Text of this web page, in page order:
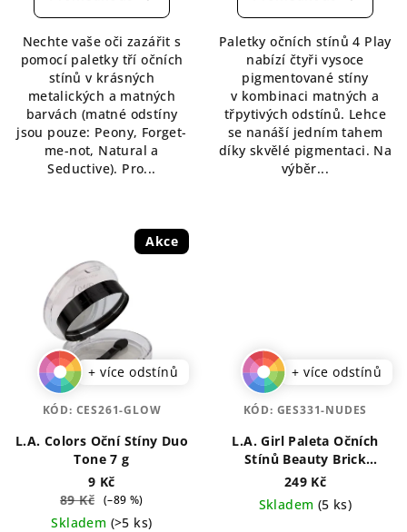
z
5
hvězdiček.
Nechte vaše oči zazářit s
pomocí paletky tří očních
stínů v krásných
metalických a matných
barvách (matné odstíny
jsou pouze: Peony, Forget-
me-not, Natural a
Seductive). Pro...
z
5
hvězdiček.
Paletky očních stínů 4 Play
nabízí čtyři vysoce
pigmentované stíny
v kombinaci matných a
třpytivých odstínů. Lehce
se nanáší jedním tahem
díky skvělé pigmentaci. Na
výběr...
Akce
+ více odstínů
L.A. Colors Oční Stíny Duo
Tone 7 g
9 Kč
89 Kč (–89 %)
Skladem (>5 ks)
KÓD: CES261-GLOW
+ více odstínů
L.A. Girl Paleta Očních
Stínů Beauty Brick
Collection 12 g
249 Kč
Skladem (5 ks)
KÓD: GES331-NUDES